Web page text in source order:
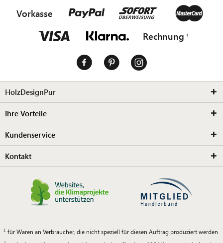
Vorkasse
Rechnung
HolzDesignPur
Ihre Vorteile
Kundenservice
Kontakt
für Waren an Verbraucher, die nicht speziell für diesen Auftrag produziert werden